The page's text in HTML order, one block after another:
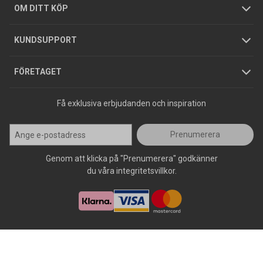
OM DITT KÖP
GDPR
KUNDSUPPORT
Köpguider
Varumärken
FÖRETAGET
Hållbarhet
Jobba hos oss
Press
Få exklusiva erbjudanden och inspiration
Prenumerera
Genom att klicka på "Prenumerera" godkänner
du våra integritetsvillkor.